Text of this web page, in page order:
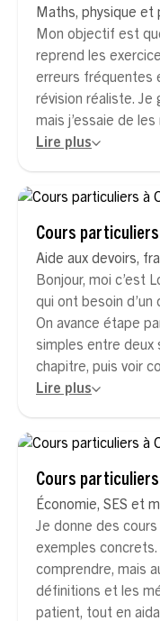
Maths, physique et
Mon objectif est
reprend les
erreurs fréquentes
révision réaliste. Je
mais j’essaie de
Lire plus
Cours
Aide aux devoirs,
Bonjour, moi c’est
qui ont besoin d’un
On avance étape
simples entre deux
chapitre, puis voir
Lire plus
Cours particuliers
Économie, SES et
Je donne des
exemples concrets.
comprendre, mais
définitions et les
patient, tout en